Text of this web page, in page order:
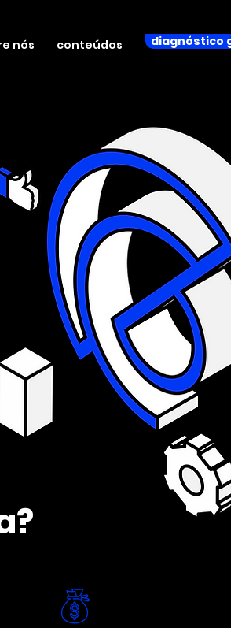
nós conteúdos diagnóstico